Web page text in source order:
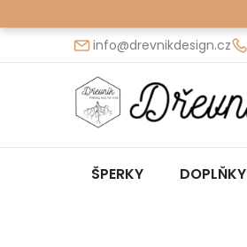
na
info@drevnikdesign.cz
ŠPERKY DOPLŇKY